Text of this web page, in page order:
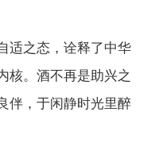
适之态，诠释了中华
核。酒不再是助兴之
伴，于闲静时光里醉